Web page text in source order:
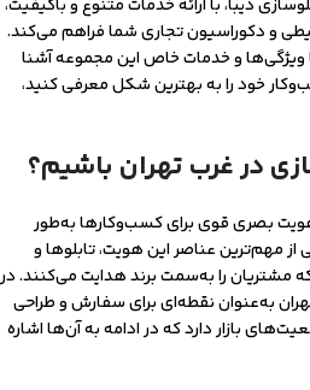
دیبا، با ارائه خدمات متنوع و باکیفیت،
و دکوراسیون تجاری شما فراهم می‌کند.
ویژگی‌ها و خدمات خاص این مجموعه آشنا
خود را به بهترین شکل معرفی کنید،
در غرب تهران باشیم؟
بصری قوی برای کسب‌وکارها به‌طور
مهم‌ترین عناصر این هویت، تابلوها و
را به‌سمت برند هدایت می‌کنند. در
به‌عنوان نقطه‌ای برای سفارش و طراحی
بازار دارد که در ادامه به آن‌ها اشاره